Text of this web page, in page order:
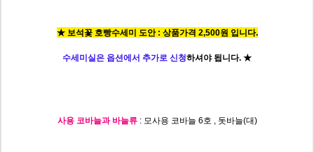
★ 보석꽃 호빵수세미 도안 : 상품가격 2,500원 입니다.
수세미실은 옵션에서 추가로 신청하셔야 됩니다. ★
사용 코바늘과 바늘류: 모사용 코바늘 6호 , 돗바늘(대)